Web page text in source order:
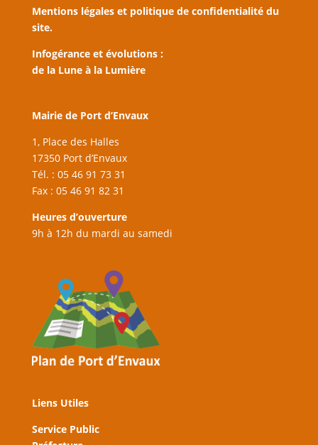
Mentions légales et politique de confidentialité du
site.
Infogérance et évolutions :
de la Lune à la Lumière
Mairie de Port d’Envaux
1, Place des Halles
17350 Port d’Envaux
Tél. : 05 46 91 73 31
Fax : 05 46 91 82 31
Heures d’ouverture
9h à 12h du mardi au samedi
Liens Utiles
Service Public